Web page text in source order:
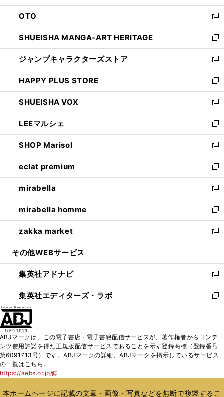
ウ
で
開
く
ン
ド
ウ
で
開
く
OTO
新
し
い
ウ
ィ
ン
ド
ウ
で
開
く
SHUEISHA MANGA-ART HERITAGE
新
し
い
ウ
ィ
ン
ド
ウ
で
開
く
ジャンプキャラクターズストア
新
し
い
ウ
ィ
ン
ド
ウ
で
開
く
HAPPY PLUS STORE
新
し
い
ウ
ィ
ン
ド
ウ
で
開
く
SHUEISHA VOX
新
し
い
ウ
ィ
ン
ド
ウ
で
開
く
LEEマルシェ
新
し
い
ウ
ィ
ン
ド
ウ
で
開
く
SHOP Marisol
新
し
い
ウ
ィ
ン
ド
ウ
で
開
eclat premium
新
し
い
ウ
ィ
ン
ド
ウ
開
く
mirabella
新
し
い
ウ
ィ
ン
ウ
で
開
く
mirabella homme
新
し
い
ウ
ン
ド
ウ
で
zakka market
新
し
ウ
ィ
ン
ド
く
その他WEBサービス
集英社アドナビ
新
し
い
ド
ウ
で
集英社エディターズ・ラボ
新
ィ
ン
ド
開
ABJマークは、この電子書店・電子書籍配信サービスが、著作権者からコンテ
ンツ使用許諾を得た正規版配信サービスであることを示す登録商標（登録番号
第6091713号）です。ABJマークの詳細、ABJマークを掲示しているサービス
の一覧はこちら。
https://aebs.or.jp/
新
い
本ホームページに記載の文章・画像・写真などを無断で複製するこ